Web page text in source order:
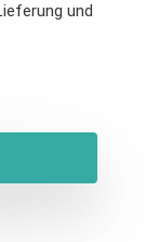
und